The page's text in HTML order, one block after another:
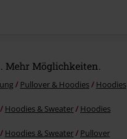
Mehr Möglichkeiten.
Pullover & Hoodies Hoodies
Hoodies & Sweater Hoodies
Hoodies & Sweater Pullover